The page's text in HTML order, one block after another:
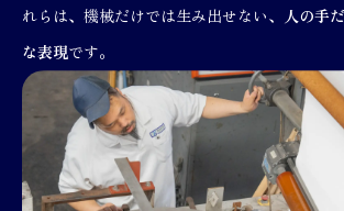
れらは、機械だけでは生み出せない、 人の手
な表現です。